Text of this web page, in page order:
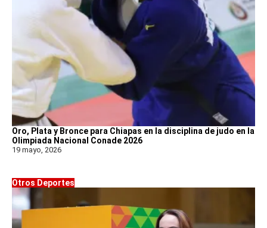
Oro, Plata y Bronce para Chiapas en la disciplina de judo en la
Olimpiada Nacional Conade 2026
19 mayo, 2026
Otros Deportes